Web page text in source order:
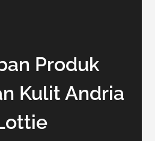
Produk
Kulit Andria